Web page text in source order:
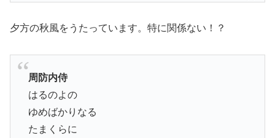
夕方の秋風をうたっています。特に関係ない！？
周防内侍
はるのよの
ゆめばかりなる
たまくらに